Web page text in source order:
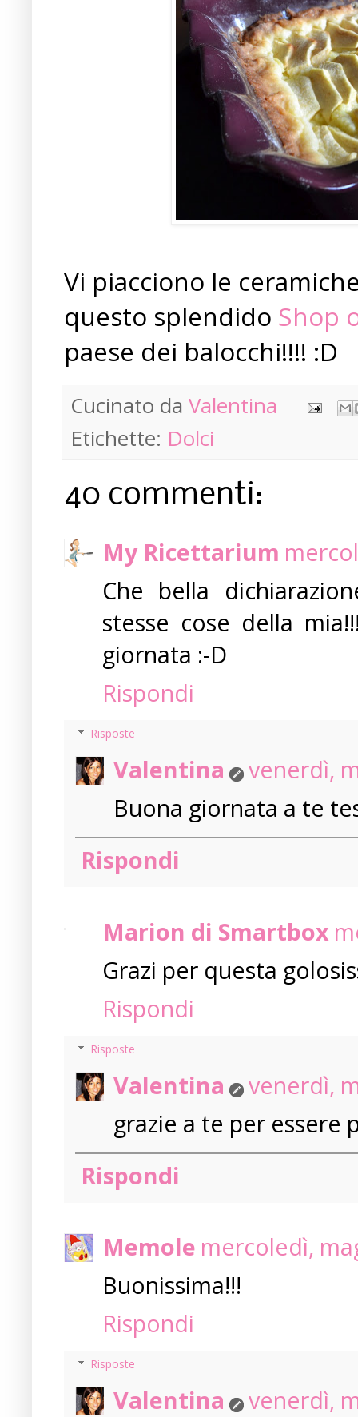
Vi piacciono le
questo splendido Shop
paese dei balocchi!!!! :D
Cucinato da Valentina
Etichette: Dolci
40 commenti:
My Ricettarium
Che bella
stesse cose della
giornata :-D
Rispondi
Risposte
Valentina
venerdì,
Buona giornata a te
Rispondi
Marion di Smartbox
Grazi per questa
Rispondi
Risposte
Valentina
venerdì,
grazie a te per essere
Rispondi
Memole mercoledì,
Buonissima!!!
Rispondi
Risposte
Valentina
venerdì,